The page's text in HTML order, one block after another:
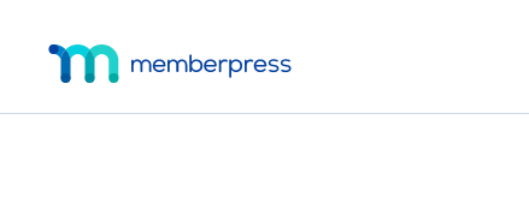
contenido
adicional